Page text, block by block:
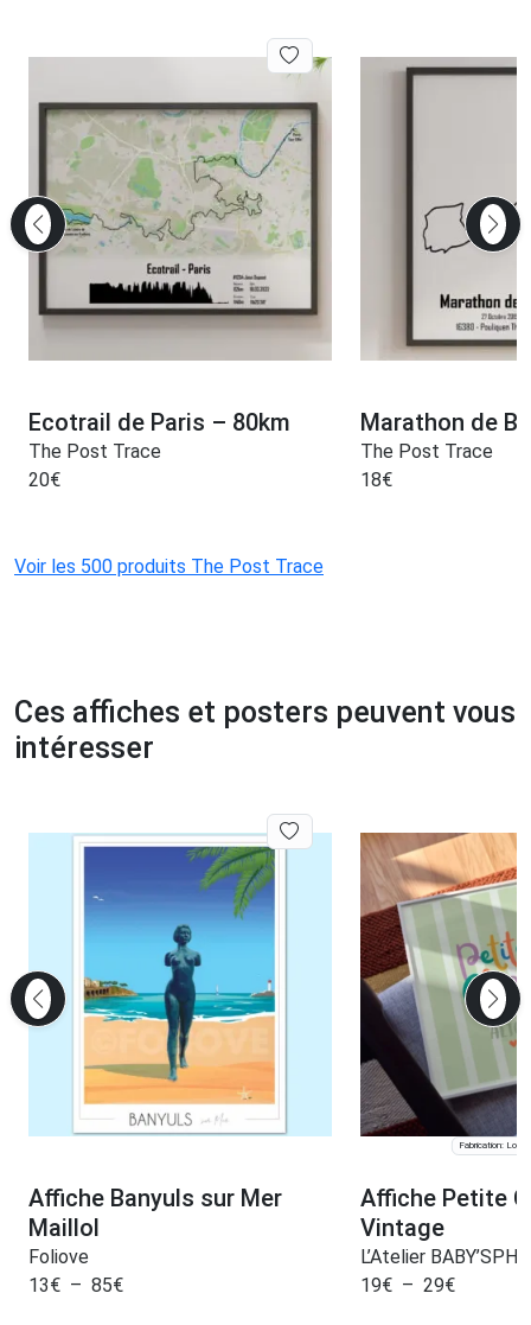
Ecotrail de Paris – 80km
The Post Trace
20€
Marathon de
The Post Trace
18€
Voir les 500 produits The Post Trace
Ces affiches et posters peuvent vous
intéresser
Affiche Banyuls sur Mer
Maillol
Foliove
13€ – 85€
Fabrication:
Affiche Petite
Vintage
L’Atelier
19€ – 29€